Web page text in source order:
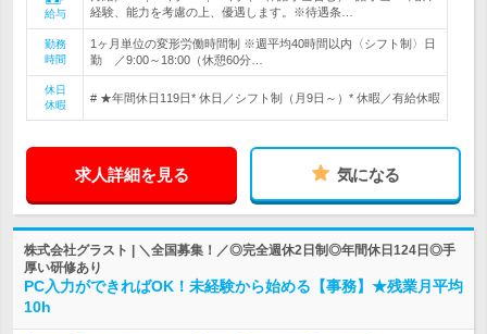
給与
経験、能力を考慮の上、優遇します。※待遇条…
勤務
時間
1ヶ月単位の変形労働時間制 ※週平均40時間以内〈シフト制〉日
勤 ／9:00～18:00（休憩60分…
休日
休暇
# ★年間休日119日* 休日／シフト制（月9日～）* 休暇／有給休暇
求人詳細を見る 気になる
株式会社グラスト | ＼全国募集！／◎完全週休2日制◎年間休日124日◎手
厚い研修あり
PC入力ができればOK！未経験から始める【事務】★残業月平均
10h